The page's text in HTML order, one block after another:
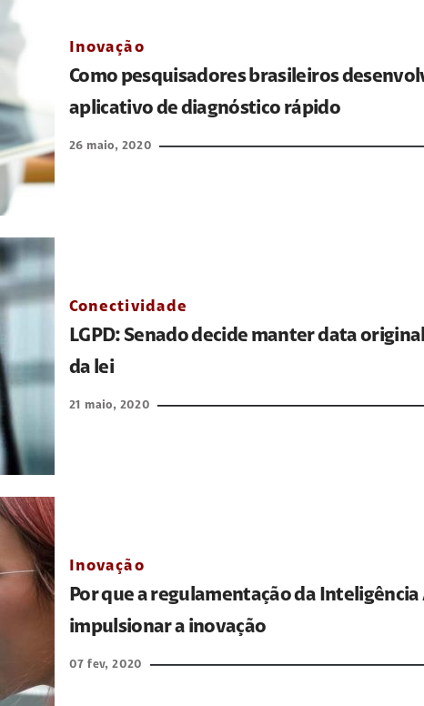
Inovação
Como pesquisadores brasileiros
aplicativo de diagnóstico rápido
26 maio, 2020
Conectividade
LGPD: Senado decide manter data
da lei
21 maio, 2020
Inovação
Por que a regulamentação da
impulsionar a inovação
07 fev, 2020